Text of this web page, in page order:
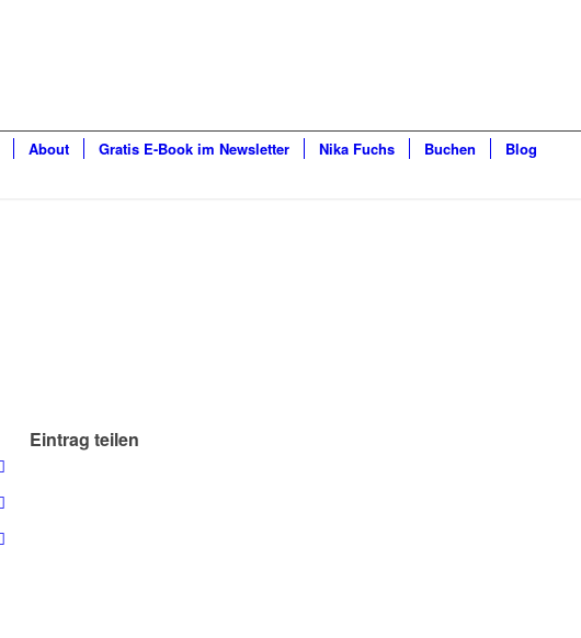
About Gratis E-Book im Newsletter Nika Fuchs Buchen Blog
Eintrag teilen